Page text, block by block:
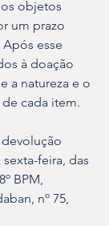
os objetos
um prazo
esse
à doação
a natureza e o
cada item.
feira, das
BPM,
nº 75,